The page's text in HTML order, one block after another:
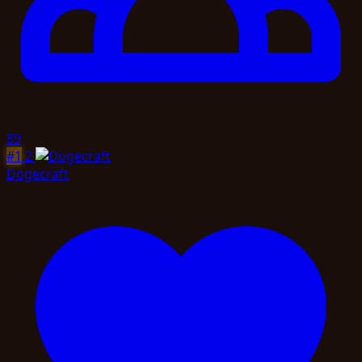
89
#1 2
Dogecraft